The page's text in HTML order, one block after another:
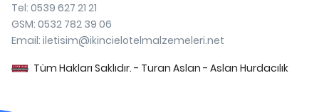
Tel: 0539 627 21 21
GSM: 0532 782 39 06
Email: iletisim@ikincielotelmalzemeleri.net
Tüm Hakları Saklıdır. - Turan Aslan - Aslan Hurdacılık